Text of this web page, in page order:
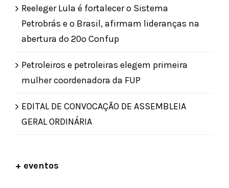
Reeleger Lula é fortalecer o Sistema
Petrobrás e o Brasil, afirmam lideranças na
abertura do 20º Confup
Petroleiros e petroleiras elegem primeira
mulher coordenadora da FUP
EDITAL DE CONVOCAÇÃO DE ASSEMBLEIA
GERAL ORDINÁRIA
+ eventos